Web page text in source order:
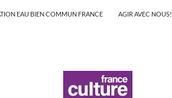
EAU BIEN COMMUN FRANCE AGIR AVEC NOUS!